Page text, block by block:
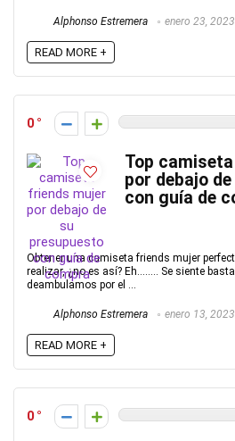
Alphonso Estremera enero 23, 2023
READ MORE +
0
Top
por debajo
con guía de
Obtener una camiseta friends mujer
realizar, ¿no es así? Eh…….. Se siente
deambulamos por el ...
Alphonso Estremera enero 13, 2023
READ MORE +
0